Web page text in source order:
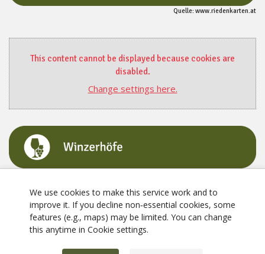
Quelle: www.riedenkarten.at
This content cannot be displayed because cookies are
disabled.
Change settings here.
We use cookies to make this service work and to
improve it. If you decline non‑essential cookies, some
features (e.g., maps) may be limited. You can change
this anytime in Cookie settings.